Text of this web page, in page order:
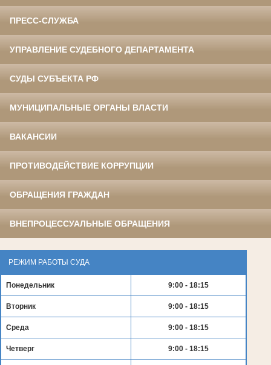
ПРЕСС-СЛУЖБА
УПРАВЛЕНИЕ СУДЕБНОГО ДЕПАРТАМЕНТА
СУДЫ СУБЪЕКТА РФ
МУНИЦИПАЛЬНЫЕ ОРГАНЫ ВЛАСТИ
ВАКАНСИИ
ПРОТИВОДЕЙСТВИЕ КОРРУПЦИИ
ОБРАЩЕНИЯ ГРАЖДАН
ВНЕПРОЦЕССУАЛЬНЫЕ ОБРАЩЕНИЯ
РЕЖИМ РАБОТЫ СУДА
Понедельник 9:00 - 18:15
Вторник 9:00 - 18:15
Среда 9:00 - 18:15
Четверг 9:00 - 18:15